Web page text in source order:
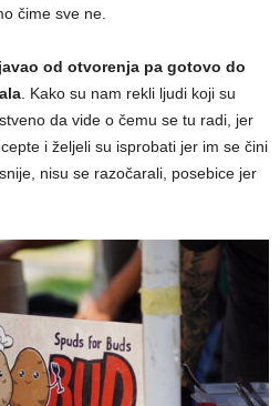
čime sve ne.
od otvorenja pa gotovo do
. Kako su nam rekli ljudi koji su
da vide o čemu se tu radi, jer
i željeli su isprobati jer im se čini
nisu se razočarali, posebice jer